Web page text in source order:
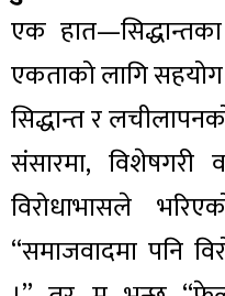
एक
एकताको लागि सहयोग
सिद्धान्त र
संसारमा, विशेषगरी
विरोधाभासले
“समाजवादमा पनि